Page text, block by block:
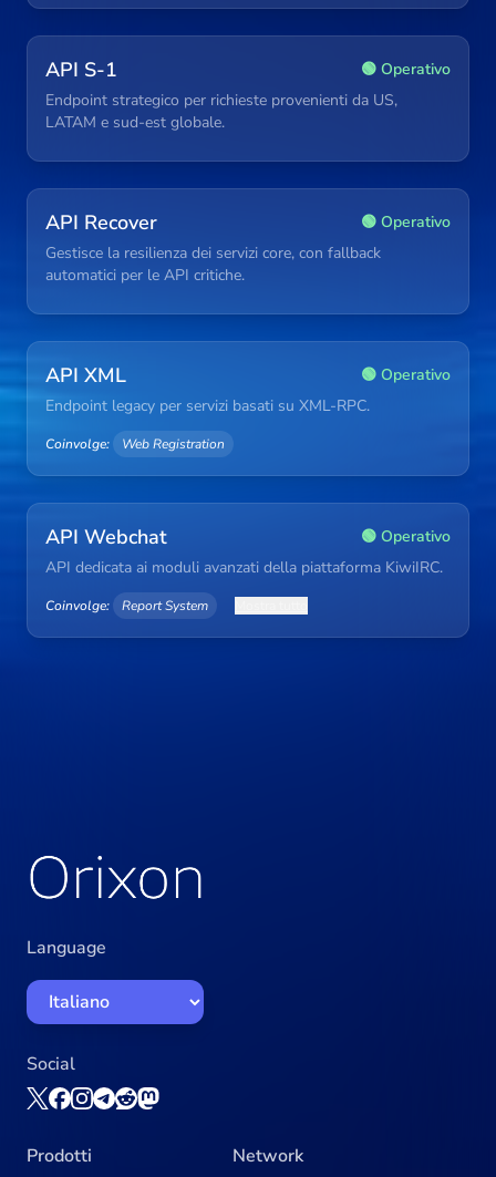
API S-1
🟢 Operativo
Endpoint strategico per richieste provenienti da US,
LATAM e sud-est globale.
API Recover
🟢 Operativo
Gestisce la resilienza dei servizi core, con fallback
automatici per le API critiche.
API XML
🟢 Operativo
Endpoint legacy per servizi basati su XML-RPC.
Coinvolge: Web Registration
API Webchat
🟢 Operativo
API dedicata ai moduli avanzati della piattaforma KiwiIRC.
Coinvolge: Report System
Language
Social
Prodotti
Network